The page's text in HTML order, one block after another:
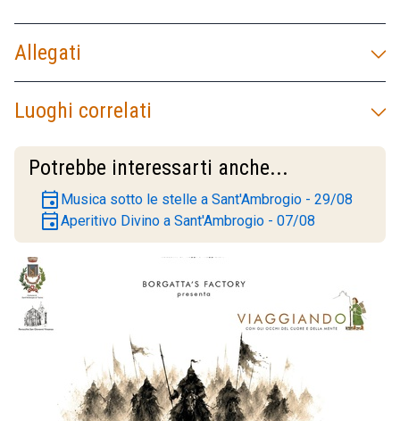
Allegati
Luoghi correlati
Potrebbe interessarti anche...
event Musica sotto le stelle a Sant'Ambrogio - 29/08
eventAperitivo Divino a Sant'Ambrogio - 07/08